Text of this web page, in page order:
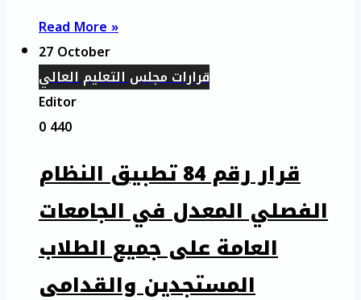
Read More »
27 October
قرارات مجلس التعليم العالي
Editor
0440
قرار رقم 84 تطبيق النظام
الفصلي المعدل في الجامعات
العامة على جميع الطلاب
المستجدين والقدامى